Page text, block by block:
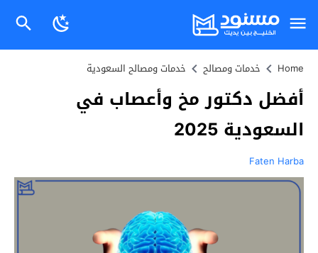
Home خدمات ومصالح خدمات ومصالح السعودية
أفضل دكتور مخ وأعصاب في
السعودية 2025
Faten Harba